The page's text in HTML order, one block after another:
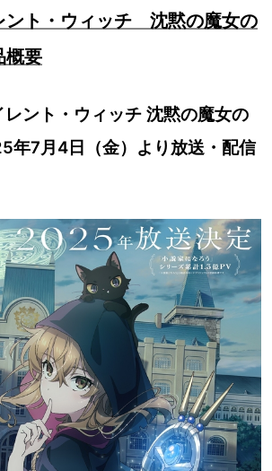
ント・ウィッチ 沈黙の魔女の
概要
ント・ウィッチ 沈黙の魔女の
年7月4日（金）より放送・配信